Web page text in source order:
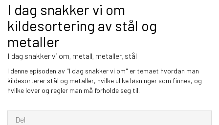
I dag snakker vi om
kildesortering av stål og
metaller
I dag snakker vi om, metall, metaller, stål
I denne episoden av "I dag snakker vi om" er temaet hvordan man
kildesorterer stål og metaller, hvilke ulike løsninger som finnes, og
hvilke lover og regler man må forholde seg til.
Del